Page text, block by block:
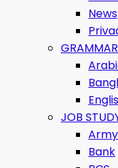
News
GRAMMAR
JOB
Bank